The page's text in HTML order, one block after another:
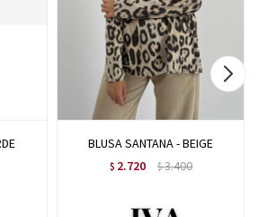
BLUSA SANTANA - BEIGE
$ 2.720 $3.400